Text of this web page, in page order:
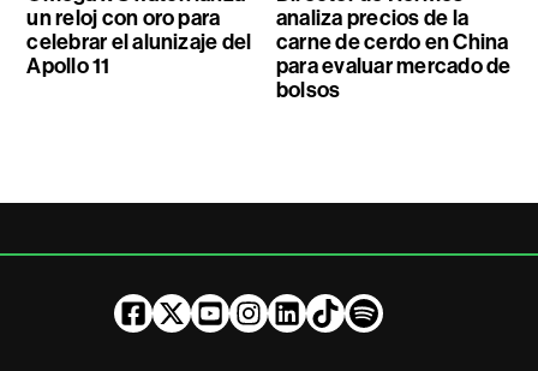
un reloj con oro para
celebrar el alunizaje del
Apollo 11
analiza precios de la
carne de cerdo en China
para evaluar mercado de
bolsos